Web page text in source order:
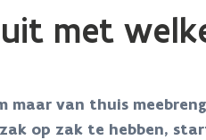
met
maar van thuis
op zak te hebben,